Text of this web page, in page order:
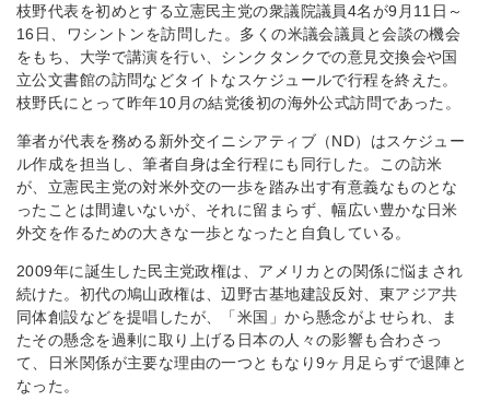
枝野代表を初めとする立憲民主党の衆議院議員4名が9月11日～
16日、ワシントンを訪問した。多くの米議会議員と会談の機会
をもち、大学で講演を行い、シンクタンクでの意見交換会や国
立公文書館の訪問などタイトなスケジュールで行程を終えた。
枝野氏にとって昨年10月の結党後初の海外公式訪問であった。
筆者が代表を務める新外交イニシアティブ（ND）はスケジュー
ル作成を担当し、筆者自身は全行程にも同行した。この訪米
が、立憲民主党の対米外交の一歩を踏み出す有意義なものとな
ったことは間違いないが、それに留まらず、幅広い豊かな日米
外交を作るための大きな一歩となったと自負している。
2009年に誕生した民主党政権は、アメリカとの関係に悩まされ
続けた。初代の鳩山政権は、辺野古基地建設反対、東アジア共
同体創設などを提唱したが、「米国」から懸念がよせられ、ま
たその懸念を過剰に取り上げる日本の人々の影響も合わさっ
て、日米関係が主要な理由の一つともなり9ヶ月足らずで退陣と
なった。